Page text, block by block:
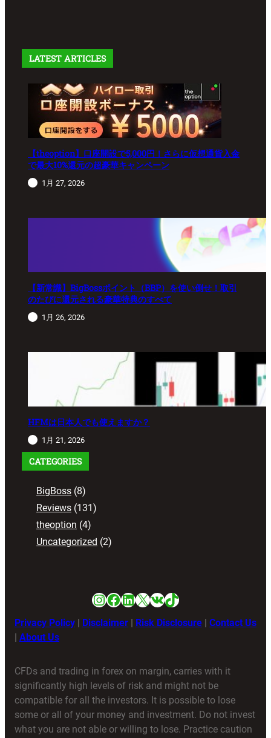
LATEST ARTICLES
【theoption】口座開設で5,000円！さらに仮想通貨入金
で最大10%還元の超豪華キャンペーン
1月 27, 2026
【新常識】BigBossポイント（BBP）を使い倒せ！取引
のたびに還元される豪華特典のすべて
1月 26, 2026
HFMは日本人でも使えますか？
1月 21, 2026
CATEGORIES
BigBoss (8)
Reviews (131)
theoption (4)
Uncategorized (2)
Instagram
Facebook
LinkedIn
X VKTikTok
Privacy Policy | Disclaimer | Risk Disclosure | Contact Us
| About Us
CFDs and trading in forex on margin, carries with it
significantly high levels of risk and might not be
compatible for all the investors. It is possible to lose
some or all of your money and investment. Do not invest
what you are not able or willing to lose. Practice caution